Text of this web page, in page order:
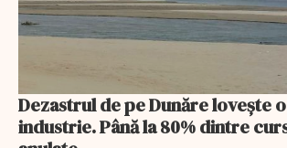
Dezastrul de pe Dunăre lovește
industrie. Până la 80% dintre